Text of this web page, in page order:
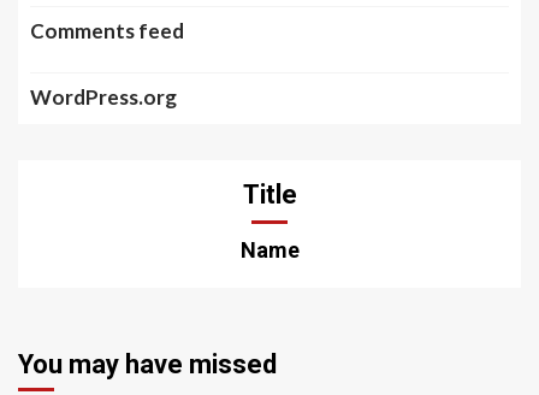
Comments feed
WordPress.org
Title
Name
You may have missed